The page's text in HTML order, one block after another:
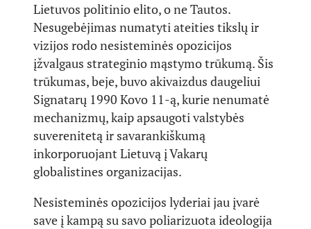
Lietuvos politinio elito, o ne Tautos.
Nesugebėjimas numatyti ateities tikslų ir
vizijos rodo nesisteminės opozicijos
įžvalgaus strateginio mąstymo trūkumą. Šis
trūkumas, beje, buvo akivaizdus daugeliui
Signatarų 1990 Kovo 11-ą, kurie nenumatė
mechanizmų, kaip apsaugoti valstybės
suverenitetą ir savarankiškumą
inkorporuojant Lietuvą į Vakarų
globalistines organizacijas.
Nesisteminės opozicijos lyderiai jau įvarė
save į kampą su savo poliarizuota ideologija